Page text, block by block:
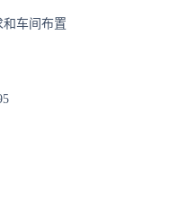
车间布置